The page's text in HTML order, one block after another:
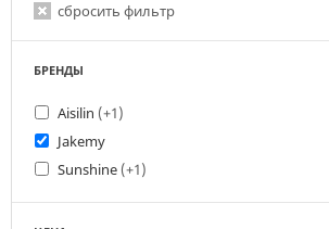
сбросить фильтр
БРЕНДЫ
Aisilin (+1)
Jakemy
Sunshine (+1)